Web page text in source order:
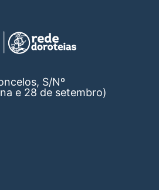
S/Nº
e 28 de setembro)